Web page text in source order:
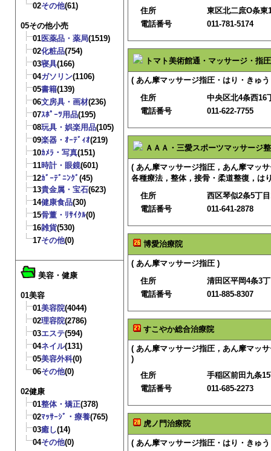
02その他(61)
05その他小売
01医薬品・薬局(1519)
02化粧品(754)
03寝具(166)
04ガソリン(1106)
05書籍(139)
06文房具・画材(236)
07ｽﾎﾟｰﾂ用品(195)
08玩具・娯楽用品(105)
09楽器・ｵｰﾃﾞｨｵ(219)
10ｶﾒﾗ・写真(151)
11時計・眼鏡(601)
12ｶﾞｰﾃﾞﾆﾝｸﾞ(45)
13貴金属・宝石(623)
14健康食品(30)
15骨董・ﾘｻｲｸﾙ(0)
16雑貨(530)
17その他(0)
美容・健康
01美容
01美容院(4044)
02理容院(2786)
03エステ(594)
04ネイル(131)
05美容外科(0)
06その他(0)
02健康
01整体・矯正(378)
02ﾏｯｻｰｼﾞ・療養(765)
03癒し(14)
04その他(0)
住所
東区北二庶O条東
電話番号
011-781-5174
トマト美術館通・マッサージ・指
( あん摩マッサージ指圧・はり・きゅ
住所
中央区北4条西16
電話番号
011-622-7755
ＡＡＡ・三愛スポーツマッサージ
( あん摩マッサージ指圧，あん摩マッ
各種療法，整体，接骨・柔道整復，は
住所
西区琴似2条5丁
電話番号
011-641-2878
博愛治療院
( あん摩マッサージ指圧 )
住所
清田区平岡4条3
電話番号
011-885-8307
すこやか総合治療院
( あん摩マッサージ指圧，あん摩マッ
)
住所
手稲区前田九条
電話番号
011-685-2273
虎ノ門治療院
( あん摩マッサージ指圧・はり・きゅ